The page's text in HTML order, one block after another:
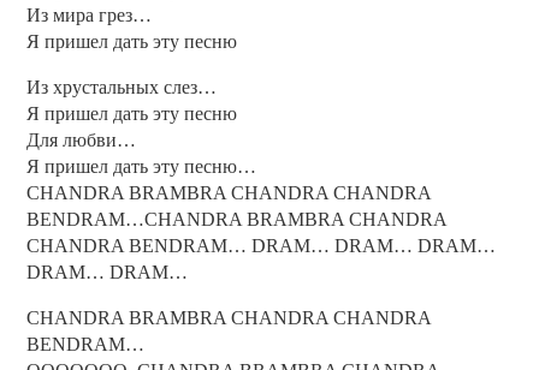
Из мира грез…
Я пришел дать эту песню
Из хрустальных слез…
Я пришел дать эту песню
Для любви…
Я пришел дать эту песню…
CHANDRA BRAMBRA CHANDRA CHANDRA
BENDRAM…CHANDRA BRAMBRA CHANDRA
CHANDRA BENDRAM… DRAM… DRAM… DRAM…
DRAM… DRAM…
CHANDRA BRAMBRA CHANDRA CHANDRA
BENDRAM…